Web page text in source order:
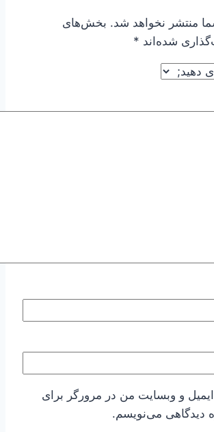
منتشر نخواهد شد. بخش‌های
شده‌اند *
ایمیل و وبسایت من در مرورگر برای
دیدگاهی می‌نویسم.